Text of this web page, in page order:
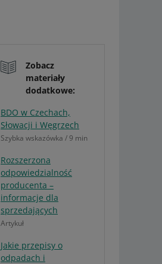
Zobacz
materiały
dodatkowe:
BDO w Czechach,
Słowacji i Węgrzech
Szybka wskazówka / 9 min
Rozszerzona
odpowiedzialność
producenta –
informacje dla
sprzedających
Artykuł
Jakie przepisy o
odpadach i